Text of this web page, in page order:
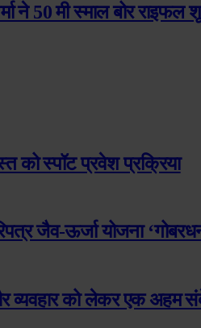
ने 50 मी स्माल बोर राइफल
को स्पॉट प्रवेश प्रक्रिया
जैव-ऊर्जा योजना
व्यवहार को लेकर एक अहम